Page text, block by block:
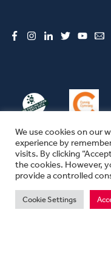
© CFW 2026 ALL RIGHTS
FOUNDATION IN WALES
MAE SEFYDLIAD CYMUNEDOL
We use cookies on our
experience by
visits. By clicking
the cookies. However,
provide a controlled
Cookie Settings